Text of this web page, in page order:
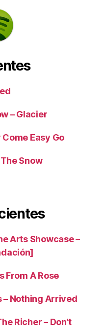
– Glacier
Come Easy Go
Snow
Arts Showcase –
From A Rose
– Nothing Arrived
Richer – Don’t